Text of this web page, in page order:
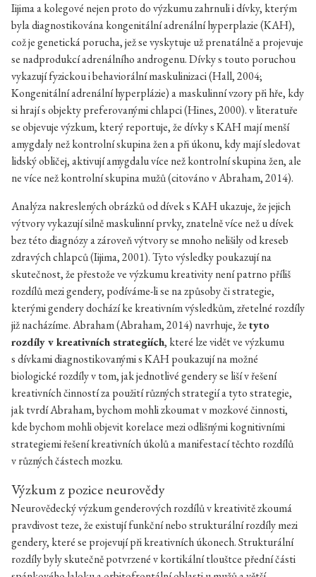
Iijima a kolegové nejen proto do výzkumu zahrnuli i dívky, kterým
byla diagnostikována kongenitální adrenální hyperplazie (KAH),
což je genetická porucha, jež se vyskytuje už prenatálně a projevuje
se nadprodukcí adrenálního androgenu. Dívky s touto poruchou
vykazují fyzickou i behaviorální maskulinizaci (Hall, 2004;
Kongenitální adrenální hyperplázie) a maskulinní vzory při hře, kdy
si hrají s objekty preferovanými chlapci (Hines, 2000). v literatuře
se objevuje výzkum, který reportuje, že dívky s KAH mají menší
amygdaly než kontrolní skupina žen a při úkonu, kdy mají sledovat
lidský obličej, aktivují amygdalu více než kontrolní skupina žen, ale
ne více než kontrolní skupina mužů (citováno v Abraham, 2014).
Analýza nakreslených obrázků od dívek s KAH ukazuje, že jejich
výtvory vykazují silně maskulinní prvky, znatelně více než u dívek
bez této diagnózy a zároveň výtvory se mnoho nelišily od kreseb
zdravých chlapců (Iijima, 2001). Tyto výsledky poukazují na
skutečnost, že přestože ve výzkumu kreativity není patrno příliš
rozdílů mezi gendery, podíváme-li se na způsoby či strategie,
kterými gendery dochází ke kreativním výsledkům, zřetelné rozdíly
již nacházíme. Abraham (Abraham, 2014) navrhuje, žetyto
rozdíly v kreativních strategiích, které lze vidět ve výzkumu
s dívkami diagnostikovanými s KAH poukazují na možné
biologické rozdíly v tom, jak jednotlivé gendery se liší v řešení
kreativních činností za použití různých strategií a tyto strategie,
jak tvrdí Abraham, bychom mohli zkoumat v mozkové činnosti,
kde bychom mohli objevit korelace mezi odlišnými kognitivními
strategiemi řešení kreativních úkolů a manifestací těchto rozdílů
v různých částech mozku.
Výzkum z pozice neurovědy
Neurovědecký výzkum genderových rozdílů v kreativitě zkoumá
pravdivost teze, že existují funkční nebo strukturální rozdíly mezi
gendery, které se projevují při kreativních úkonech. Strukturální
rozdíly byly skutečně potvrzené v kortikální tlouštce přední části